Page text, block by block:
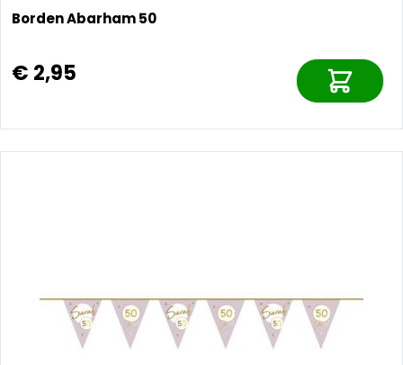
Borden Abarham 50
€ 2,95